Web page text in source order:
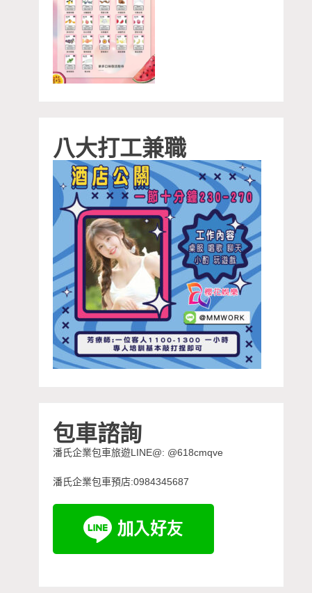
八大打工兼職
包車諮詢
潘氏企業包車旅遊LINE@: @618cmqve
潘氏企業包車預店:0984345687